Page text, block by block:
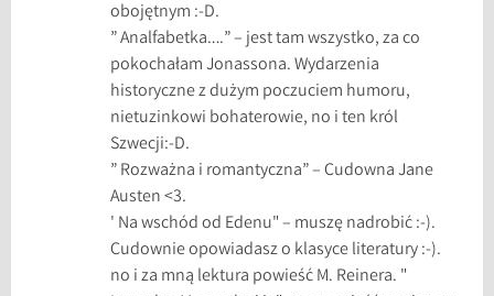
obojętnym :-D.
” Analfabetka….” – jest tam wszystko, za co
pokochałam Jonassona. Wydarzenia
historyczne z dużym poczuciem humoru,
nietuzinkowi bohaterowie, no i ten król
Szwecji:-D.
” Rozważna i romantyczna” – Cudowna Jane
Austen <3.
' Na wschód od Edenu" – muszę nadrobić :-).
Cudownie opowiadasz o klasyce literatury :-).
no i za mną lektura powieść M. Reinera. "